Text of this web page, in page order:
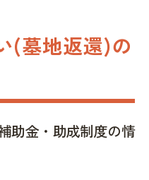
(墓地返還)の
助金・助成制度の情